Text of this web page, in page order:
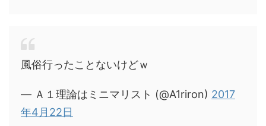
風俗行ったことないけどｗ
— Ａ１理論はミニマリスト (@A1riron) 2017
年4月22日